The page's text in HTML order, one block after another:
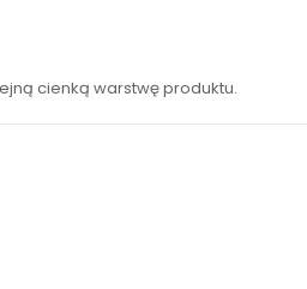
cienką warstwę produktu.